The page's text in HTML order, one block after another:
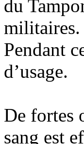
du
militaires.
Pendant
d’usage.
De fortes
sang est